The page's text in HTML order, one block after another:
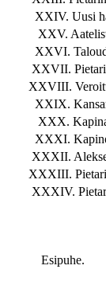
XXIV. Uusi
XXV.
XXVI.
XXVII.
XXVIII.
XXIX.
XXX.
XXXI.
XXXII.
XXXIII.
XXXIV.
Esipuhe.